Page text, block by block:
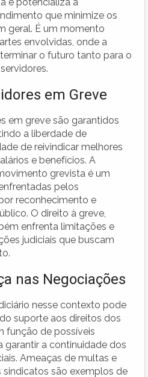
que minimize os
geral. É um momento
envolvidas, onde a
o futuro tanto para o
em Greve
em greve são garantidos
a liberdade de
de reivindicar melhores
e benefícios. A
grevista é um
pelos
reconhecimento e
O direito à greve,
enfrenta limitações e
judiciais que buscam
nas Negociações
nesse contexto pode
suporte aos direitos dos
função de possíveis
a continuidade dos
Ameaças de multas e
são exemplos de